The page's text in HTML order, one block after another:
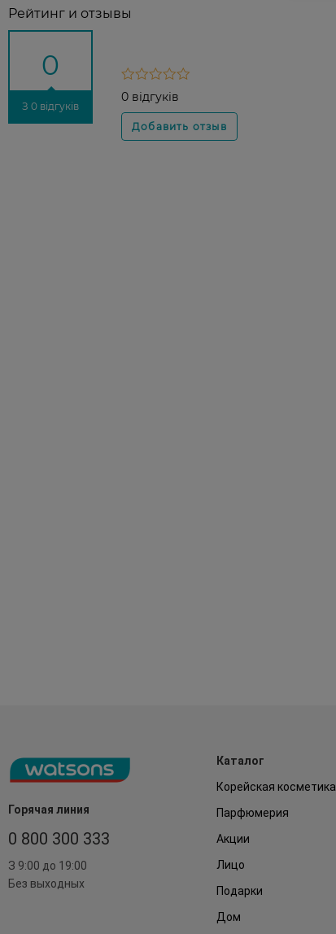
Рейтинг и отзывы
0
З 0 відгуків
0 відгуків
Горячая линия
0 800 300 333
З 9:00 до 19:00
Без выходных
Каталог
Корейская косметика
Парфюмерия
Акции
Лицо
Подарки
Дом